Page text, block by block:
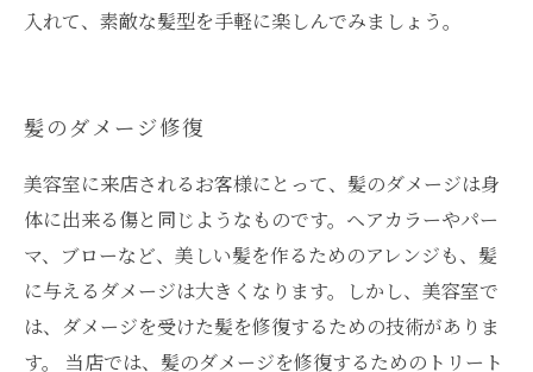
入れて、素敵な髪型を手軽に楽しんでみましょう。
髪のダメージ修復
美容室に来店されるお客様にとって、髪のダメージは身
体に出来る傷と同じようなものです。ヘアカラーやパー
マ、ブローなど、美しい髪を作るためのアレンジも、髪
に与えるダメージは大きくなります。しかし、美容室で
は、ダメージを受けた髪を修復するための技術がありま
す。 当店では、髪のダメージを修復するためのトリート